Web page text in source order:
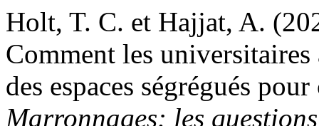
Holt, T. C. et Hajjat, A.
Comment les
des espaces ségrégués
Marronnages: les